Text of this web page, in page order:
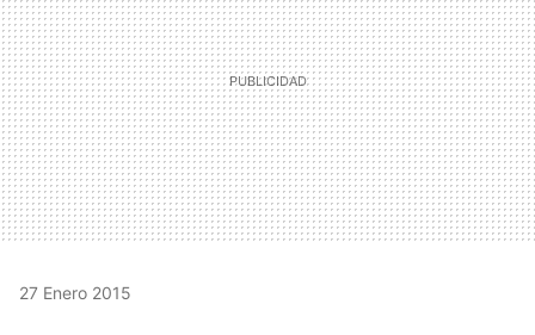
27 Enero 2015